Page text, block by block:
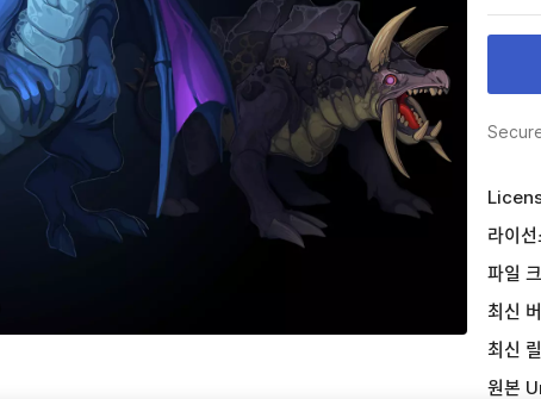
라이선
파일
최신
최신
원본